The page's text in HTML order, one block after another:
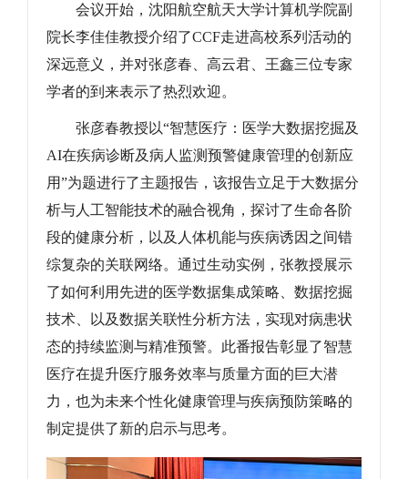
会议开始，沈阳航空航天大学计算机学院副
院长李佳佳教授介绍了CCF走进高校系列活动的
深远意义，并对张彦春、高云君、王鑫三位专家
学者的到来表示了热烈欢迎。
张彦春教授以“智慧医疗：医学大数据挖掘及
AI在疾病诊断及病人监测预警健康管理的创新应
用”为题进行了主题报告，该报告立足于大数据分
析与人工智能技术的融合视角，探讨了生命各阶
段的健康分析，以及人体机能与疾病诱因之间错
综复杂的关联网络。通过生动实例，张教授展示
了如何利用先进的医学数据集成策略、数据挖掘
技术、以及数据关联性分析方法，实现对病患状
态的持续监测与精准预警。此番报告彰显了智慧
医疗在提升医疗服务效率与质量方面的巨大潜
力，也为未来个性化健康管理与疾病预防策略的
制定提供了新的启示与思考。